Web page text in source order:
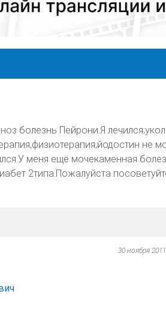
болезнь Пейрони.Я
не
меня ещё мочекаменная
2типа.Пожалуйста
30 ноября